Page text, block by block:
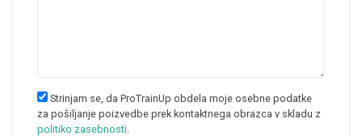
Strinjam se, da ProTrainUp obdela moje osebne podatke
za pošiljanje poizvedbe prek kontaktnega obrazca v skladu z
politiko zasebnosti.